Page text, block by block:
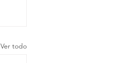
Ver todo